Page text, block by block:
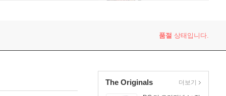
Dances)
품절 상태입니다.
The Originals 더보기